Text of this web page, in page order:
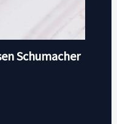
Schumacher